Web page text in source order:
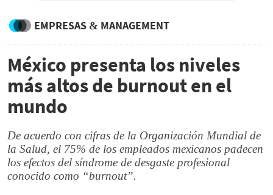
EMPRESAS & MANAGEMENT
México presenta los niveles
más altos de burnout en el
mundo
De acuerdo con cifras de la Organización Mundial de
la Salud, el 75% de los empleados mexicanos padecen
los efectos del síndrome de desgaste profesional
conocido como “burnout”.